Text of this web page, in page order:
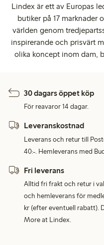
Lindex är ett av Europas
butiker på 17 marknader
världen genom
inspirerande och prisvärt
olika koncept inom dam,
30 dagars öppet köp
För reavaror 14 dagar.
Leveranskostnad
Leverans och retur till
40:-. Hemleverans med
Fri leverans
Alltid fri frakt och retur i
och hemleverans för
kr (efter eventuell rabatt).
More at Lindex.